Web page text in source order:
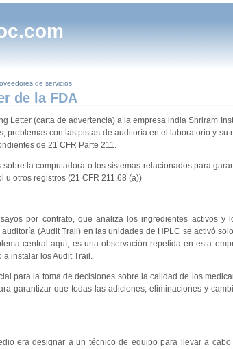
de servicios
de la FDA
Letter (carta de advertencia) a la empresa india Shriram
problemas con las pistas de auditoría en el laboratorio y
de 21 CFR Parte 211.
la computadora o los sistemas relacionados para
u otros registros (21 CFR 211.68 (a))
por contrato, que analiza los ingredientes activos y
(Audit Trail) en las unidades de HPLC se activó
central aquí; es una observación repetida en esta
a instalar los Audit Trail.
para la toma de decisiones sobre la calidad de los
garantizar que todas las adiciones, eliminaciones y
era designar a un técnico de equipo para llevar a